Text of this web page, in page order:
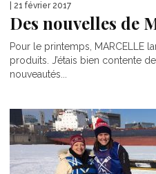
| 21 février 2017
Des nouvelles de
Pour le printemps, MARCELLE
produits. J’étais bien contente
nouveautés...